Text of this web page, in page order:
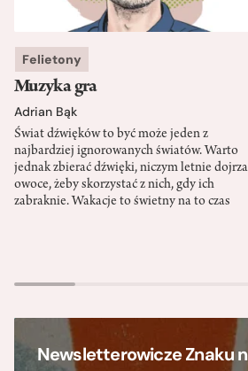
Felietony
Muzyka gra
Adrian Bąk
Świat dźwięków to być może jeden z
najbardziej ignorowanych światów. Warto
jednak zbierać dźwięki, niczym letnie
owoce, żeby skorzystać z nich, gdy ich
zabraknie. Wakacje to świetny na to czas
Newsletterowicze Znaku